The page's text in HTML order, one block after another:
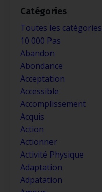
Catégories
Toutes les catégories
10 000 Pas
Abandon
Abondance
Acceptation
Accessible
Accomplissement
Acquis
Action
Actionner
Activité Physique
Adaptation
Adpatation